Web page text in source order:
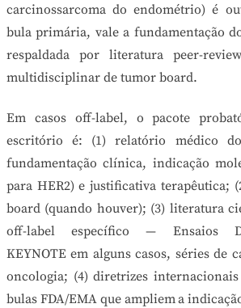
carcinossarcoma do endométrio) é
bula primária, vale a fundamentação
respaldada por literatura peer-
multidisciplinar de tumor board.
Em casos off-label, o pacote
escritório é: (1) relatório médico
fundamentação clínica, indicação
para HER2) e justificativa terapêutica;
board (quando houver); (3) literatura
off-label específico — Ensaios
KEYNOTE em alguns casos, séries de
oncologia; (4) diretrizes internacionais
bulas FDA/EMA que ampliem a